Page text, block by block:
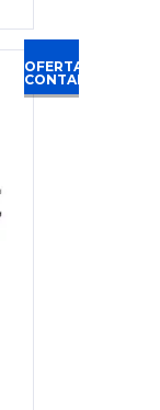
OFERTA
CONTADO